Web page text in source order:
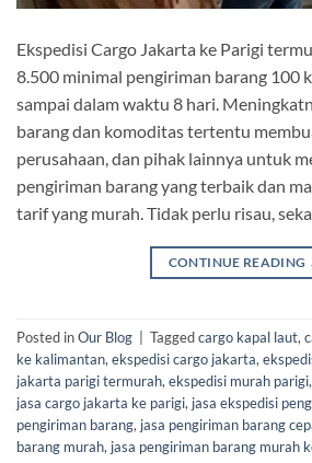
Ekspedisi Cargo Jakarta ke Parigi
8.500 minimal pengiriman barang 100
sampai dalam waktu 8 hari.
barang dan komoditas tertentu
perusahaan, dan pihak lainnya untuk
pengiriman barang yang terbaik dan
tarif yang murah. Tidak perlu risau,
CONTINUE READING
Posted inOur Blog Taggedcargo kapal laut,
ke kalimantan,ekspedisi cargo jakarta,
jakarta parigi termurah,ekspedisi murah parigi,
jasa cargo jakarta ke parigi, jasa ekspedisi
pengiriman barang, jasa pengiriman barang
barang murah, jasa pengiriman barang murah